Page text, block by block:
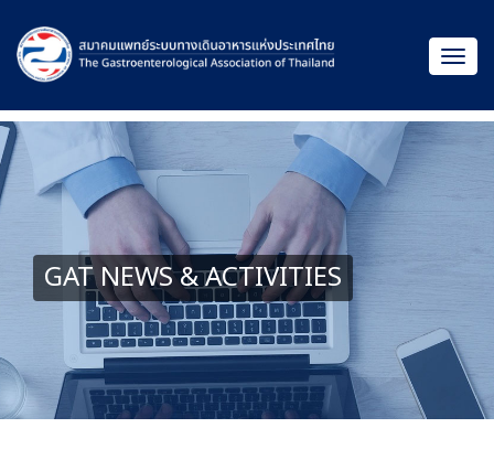
GAT NEWS & ACTIVITIES